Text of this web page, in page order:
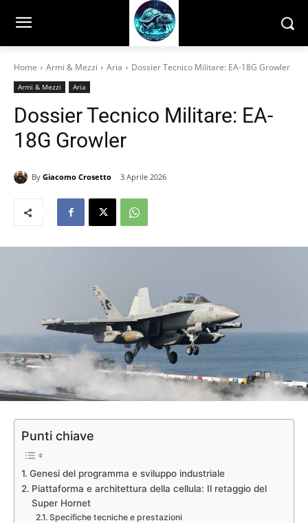
Home Armi & Mezzi Aria Dossier Tecnico Militare: EA-18G Growler
Armi & Mezzi Aria
Dossier Tecnico Militare: EA-
18G Growler
By Giacomo Crosetto 3 Aprile 2026
Punti chiave
Genesi del programma e sviluppo industriale
Piattaforma e architettura della cellula: Il retaggio del
Super Hornet
Specifiche tecniche e prestazioni